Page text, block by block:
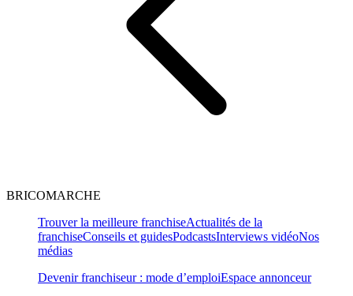
BRICOMARCHE
Trouver la meilleure franchiseActualités de la
franchiseConseils et guidesPodcastsInterviews vidéoNos
médias
Devenir franchiseur : mode d’emploiEspace annonceur